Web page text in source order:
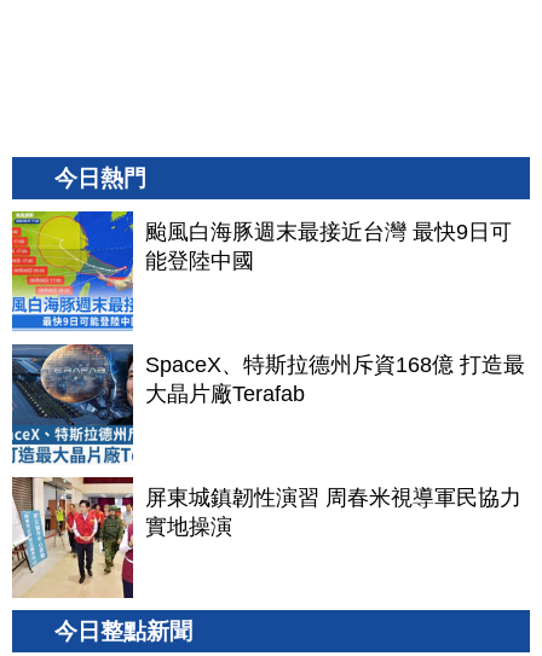
今日熱門
颱風白海豚週末最接近台灣 最快9日可
能登陸中國
SpaceX、特斯拉德州斥資168億 打造最
大晶片廠Terafab
屏東城鎮韌性演習 周春米視導軍民協力
實地操演
今日整點新聞